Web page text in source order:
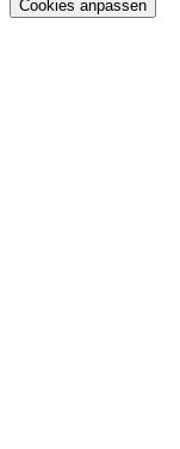
Cookies anpassen